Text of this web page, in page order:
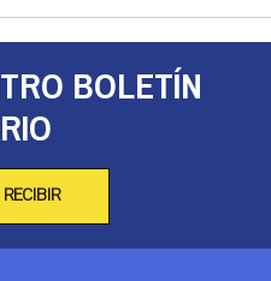
BOLETÍN